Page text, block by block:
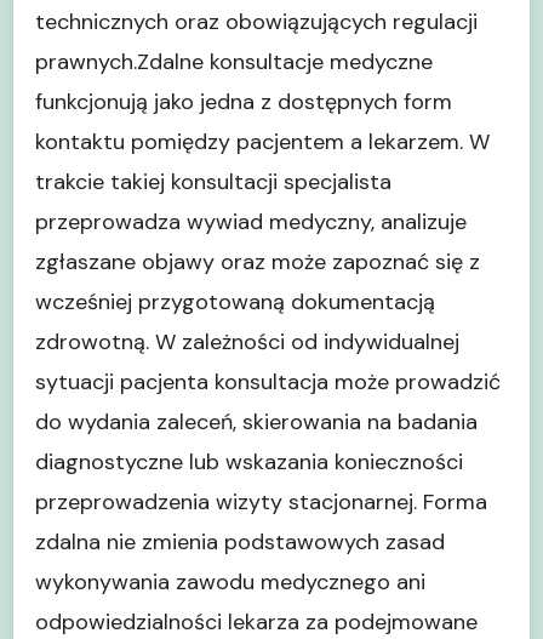
technicznych oraz obowiązujących regulacji
prawnych.Zdalne konsultacje medyczne
funkcjonują jako jedna z dostępnych form
kontaktu pomiędzy pacjentem a lekarzem. W
trakcie takiej konsultacji specjalista
przeprowadza wywiad medyczny, analizuje
zgłaszane objawy oraz może zapoznać się z
wcześniej przygotowaną dokumentacją
zdrowotną. W zależności od indywidualnej
sytuacji pacjenta konsultacja może prowadzić
do wydania zaleceń, skierowania na badania
diagnostyczne lub wskazania konieczności
przeprowadzenia wizyty stacjonarnej. Forma
zdalna nie zmienia podstawowych zasad
wykonywania zawodu medycznego ani
odpowiedzialności lekarza za podejmowane